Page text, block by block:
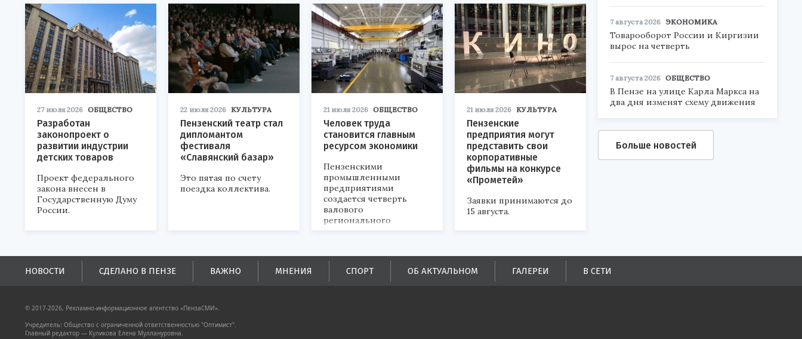
27 июля 2026 ОБЩЕСТВО
Разработан
законопроект о
развитии индустрии
детских товаров
Проект федерального
закона внесен в
Государственную Думу
России.
22 июля 2026 КУЛЬТУРА
Пензенский театр стал
дипломантом
фестиваля
«Славянский базар»
Это пятая по счету
поездка коллектива.
21 июля 2026 ОБЩЕСТВО
Человек труда
становится главным
ресурсом экономики
Пензенскими
промышленными
предприятиями
создается четверть
валового
регионального
продукта и
поступлений в
бюджеты всех уровней.
21 июля 2026 КУЛЬТУРА
Пензенские
предприятия могут
представить свои
корпоративные
фильмы на конкурсе
«Прометей»
Заявки принимаются до
15 августа.
7 августа 2026 ЭКОНОМИКА
Товарооборот России и Киргизии
вырос на четверть
7 августа 2026 ОБЩЕСТВО
В Пензе на улице Карла Маркса на
два дня изменят схему движения
Больше новостей
НОВОСТИ СДЕЛАНО В ПЕНЗЕ ВАЖНО МНЕНИЯ СПОРТ ОБ АКТУАЛЬНОМ ГАЛЕРЕИ В СЕТИ
© 2017-2026, Рекламно-информационное агентство «ПензаСМИ».
Учредитель: Общество с ограниченной ответственностью "Оптимист".
Главный редактор — Куликова Елена Муллануровна.